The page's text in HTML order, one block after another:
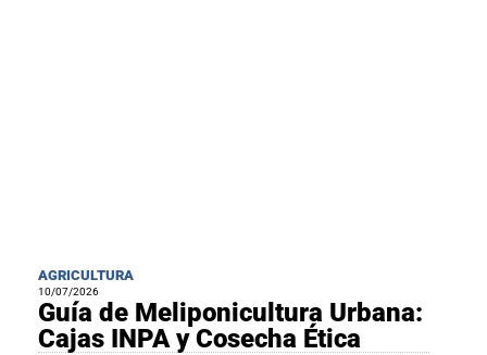
AGRICULTURA
10/07/2026
Guía de Meliponicultura Urbana:
Cajas INPA y Cosecha Ética